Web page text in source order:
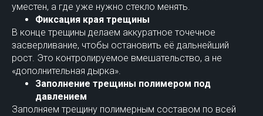
уместен, а где уже нужно стекло менять.
Фиксация края трещины
В конце трещины делаем аккуратное точечное
засверливание, чтобы остановить её дальнейший
рост. Это контролируемое вмешательство, а не
«дополнительная дырка».
Заполнение трещины полимером под
давлением
Заполняем трещину полимерным составом по всей